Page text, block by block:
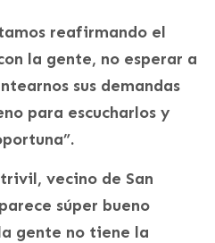
reafirmando el
la gente, no esperar a
sus demandas
para escucharlos y
vecino de San
súper bueno
gente no tiene la